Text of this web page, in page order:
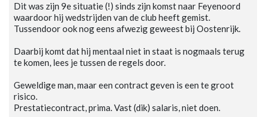
Dit was zijn 9e situatie (!) sinds zijn komst naar Feyenoord
waardoor hij wedstrijden van de club heeft gemist.
Tussendoor ook nog eens afwezig geweest bij Oostenrijk.
Daarbij komt dat hij mentaal niet in staat is nogmaals terug
te komen, lees je tussen de regels door.
Geweldige man, maar een contract geven is een te groot
risico.
Prestatiecontract, prima. Vast (dik) salaris, niet doen.